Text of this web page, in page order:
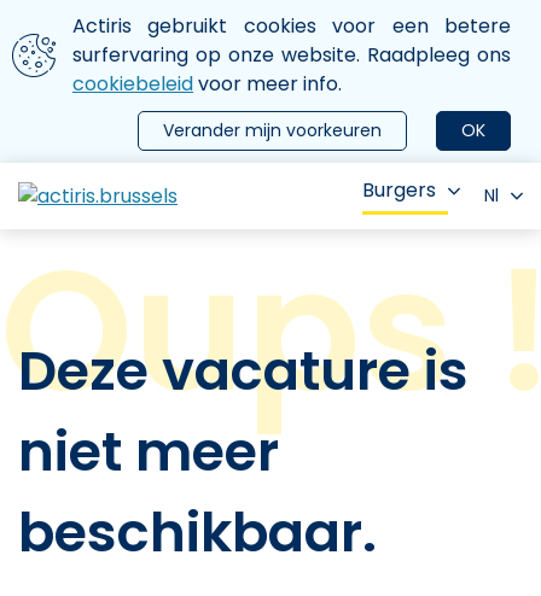
Aller au contenu principal
We gebruiken cookies
Actiris gebruikt cookies voor een betere
surfervaring op onze website. Raadpleeg ons
cookiebeleidvoor meer info.
OK
Verander mijn voorkeuren
le menu
Burgers Nl
Deze vacature is
niet meer
beschikbaar.